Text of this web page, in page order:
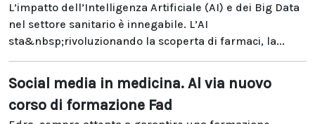
L’impatto dell’Intelligenza Artificiale (AI) e dei Big Data
nel settore sanitario è innegabile. L’AI
sta&nbsp;rivoluzionando la scoperta di farmaci, la...
Social media in medicina. Al via nuovo
corso di formazione Fad